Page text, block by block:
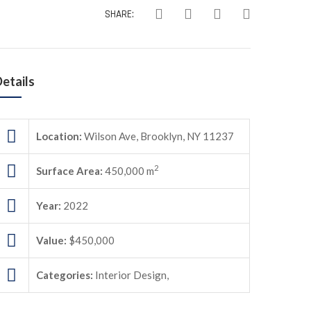
SHARE:
Location: Wilson Ave, Brooklyn, NY 11237
Surface Area: 450,000 m2
Year: 2022
Value: $450,000
Categories: Interior Design,